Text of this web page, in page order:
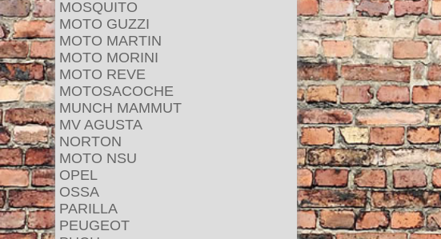
MOSQUITO
MOTO GUZZI
MOTO MARTIN
MOTO MORINI
MOTO REVE
MOTOSACOCHE
MUNCH MAMMUT
MV AGUSTA
NORTON
MOTO NSU
OPEL
OSSA
PARILLA
PEUGEOT